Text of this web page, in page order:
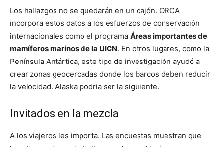
Los hallazgos no se quedarán en un cajón. ORCA
incorpora estos datos a los esfuerzos de conservación
internacionales como el programa Áreas importantes de
mamíferos marinos de la UICN. En otros lugares, como la
Península Antártica, este tipo de investigación ayudó a
crear zonas geocercadas donde los barcos deben reducir
la velocidad. Alaska podría ser la siguiente.
Invitados en la mezcla
A los viajeros les importa. Las encuestas muestran que